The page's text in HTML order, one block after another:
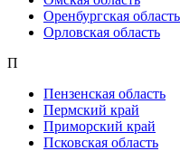
Оренбургская область
Орловская область
П
Пензенская область
Пермский край
Приморский край
Псковская область